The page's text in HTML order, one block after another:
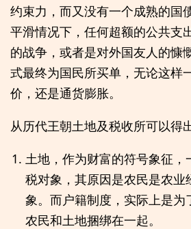
约束力，而又没有一个成熟的国
平滑情况下，任何超额的公共支
的战争，或者是对外国友人的慷
式最终为国民所买单，无论这样
价，还是通货膨胀。
从历代王朝土地及税收所可以得
土地，作为财富的符号象征
税对象，其原因是农民是农业
象。而户籍制度，实际上是为
农民和土地捆绑在一起。